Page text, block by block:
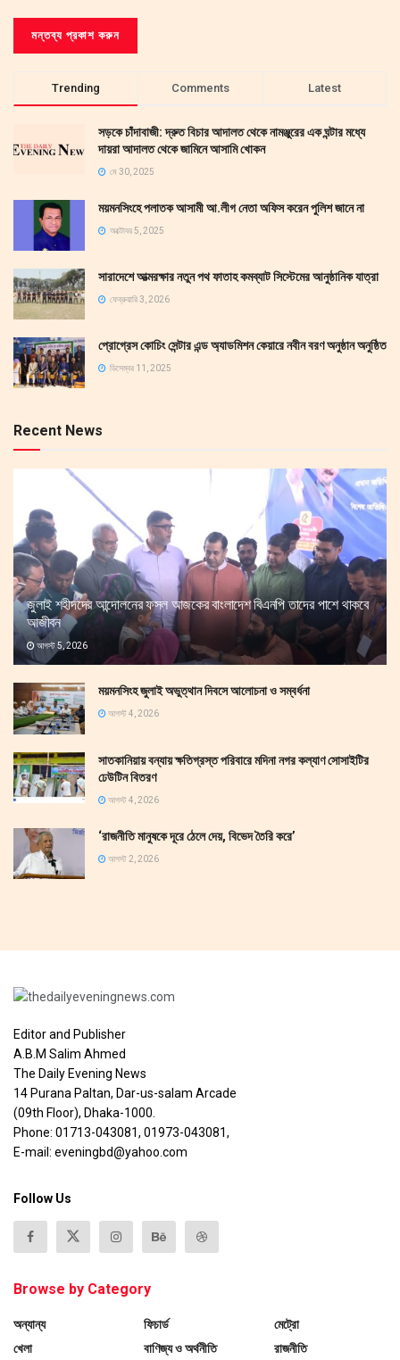
Trending Comments Latest
সড়কে চাঁদাবাজী: দ্রুত বিচার আদালত থেকে নামঞ্জুরের এক ঘন্টার মধ্যে
দায়রা আদালত থেকে জামিনে আসামি খোকন
মে 30, 2025
ময়মনসিংহে পলাতক আসামী আ.লীগ নেতা অফিস করেন পুলিশ জানে না
অক্টোবর 5, 2025
সারাদেশে আত্মরক্ষার নতুন পথ ফাতাহ কমব্যাট সিস্টেমের আনুষ্ঠানিক যাত্রা
ফেব্রুয়ারি 3, 2026
প্রোগ্রেস কোচিং সেন্টার এন্ড অ্যাডমিশন কেয়ারে নবীন বরণ অনুষ্ঠান অনুষ্ঠিত
ডিসেম্বর 11, 2025
Recent News
জুলাই শহীদদের আন্দোলনের ফসল আজকের বাংলাদেশ বিএনপি তাদের পাশে থাকবে
আজীবন
আগস্ট 5, 2026
ময়মনসিংহ জুলাই অভুত্থান দিবসে আলোচনা ও সম্বর্ধনা
আগস্ট 4, 2026
সাতকানিয়ায় বন্যায় ক্ষতিগ্রস্ত পরিবারে মদিনা নগর কল্যাণ সোসাইটির
ঢেউটিন বিতরণ
আগস্ট 4, 2026
‘রাজনীতি মানুষকে দূরে ঠেলে দেয়, বিভেদ তৈরি করে’
আগস্ট 2, 2026
Editor and Publisher
A.B.M Salim Ahmed
The Daily Evening News
14 Purana Paltan, Dar-us-salam Arcade
(09th Floor), Dhaka-1000.
Phone: 01713-043081, 01973-043081,
E-mail: eveningbd@yahoo.com
Follow Us
Browse by Category
অন্যান্য
খেলা
ফিচার্ড
বাণিজ্য ও অর্থনীতি
মেট্রো
রাজনীতি